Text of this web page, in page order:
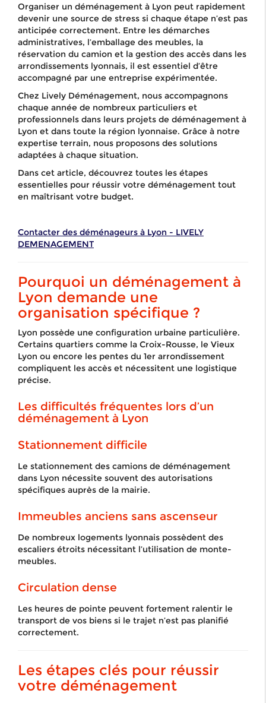
Organiser un déménagement à Lyon peut rapidement
devenir une source de stress si chaque étape n’est pas
anticipée correctement. Entre les démarches
administratives, l’emballage des meubles, la
réservation du camion et la gestion des accès dans les
arrondissements lyonnais, il est essentiel d’être
accompagné par une entreprise expérimentée.
Chez Lively Déménagement, nous accompagnons
chaque année de nombreux particuliers et
professionnels dans leurs projets de déménagement à
Lyon et dans toute la région lyonnaise. Grâce à notre
expertise terrain, nous proposons des solutions
adaptées à chaque situation.
Dans cet article, découvrez toutes les étapes
essentielles pour réussir votre déménagement tout
en maîtrisant votre budget.
Contacter des déménageurs à Lyon - LIVELY
DEMENAGEMENT
Pourquoi un déménagement à
Lyon demande une
organisation spécifique ?
Lyon possède une configuration urbaine particulière.
Certains quartiers comme la Croix-Rousse, le Vieux
Lyon ou encore les pentes du 1er arrondissement
compliquent les accès et nécessitent une logistique
précise.
Les difficultés fréquentes lors d’un
déménagement à Lyon
Stationnement difficile
Le stationnement des camions de déménagement
dans Lyon nécessite souvent des autorisations
spécifiques auprès de la mairie.
Immeubles anciens sans ascenseur
De nombreux logements lyonnais possèdent des
escaliers étroits nécessitant l’utilisation de monte-
meubles.
Circulation dense
Les heures de pointe peuvent fortement ralentir le
transport de vos biens si le trajet n’est pas planifié
correctement.
Les étapes clés pour réussir
votre déménagement